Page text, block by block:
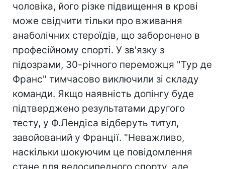
чоловіка, його різке підвищення в крові
може свідчити тільки про вживання
анаболічних стероїдів, що заборонено в
професійному спорті. У зв'язку з
підозрами, 30-річного переможця "Тур де
Франс" тимчасово виключили зі складу
команди. Якщо наявність допінгу буде
підтверджено результатами другого
тесту, у Ф.Лендіса відберуть титул,
завойований у Франції. "Неважливо,
наскільки шокуючим це повідомлення